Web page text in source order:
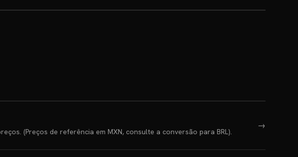
(Preços de referência em MXN, consulte a conversão para BRL).
→